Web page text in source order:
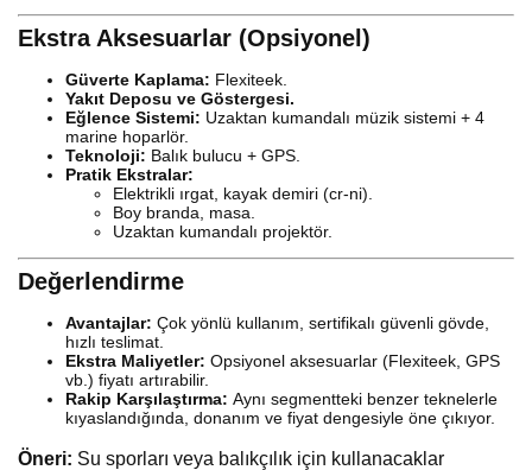
Ekstra Aksesuarlar (Opsiyonel)
Güverte Kaplama: Flexiteek.
Yakıt Deposu ve Göstergesi.
Eğlence Sistemi: Uzaktan kumandalı müzik sistemi + 4
marine hoparlör.
Teknoloji: Balık bulucu + GPS.
Pratik Ekstralar:
Elektrikli ırgat, kayak demiri (cr-ni).
Boy branda, masa.
Uzaktan kumandalı projektör.
Değerlendirme
Avantajlar: Çok yönlü kullanım, sertifikalı güvenli gövde,
hızlı teslimat.
Ekstra Maliyetler: Opsiyonel aksesuarlar (Flexiteek, GPS
vb.) fiyatı artırabilir.
Rakip Karşılaştırma: Aynı segmentteki benzer teknelerle
kıyaslandığında, donanım ve fiyat dengesiyle öne çıkıyor.
Öneri: Su sporları veya balıkçılık için kullanacaklar